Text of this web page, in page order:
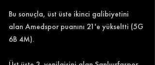
Bu sonuçla, üst üste ikinci galibiyetini
alan Amedspor puanını 21'e yükseltti (5G
6B 4M).